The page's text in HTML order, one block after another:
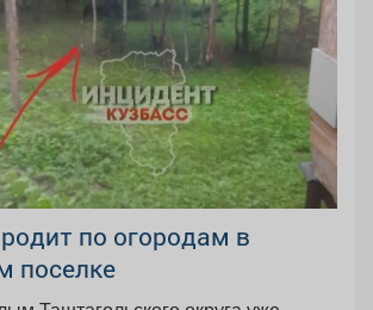
по огородам в
поселке